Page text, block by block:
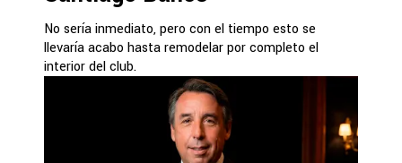
No sería inmediato, pero con el tiempo esto se
llevaría acabo hasta remodelar por completo el
interior del club.